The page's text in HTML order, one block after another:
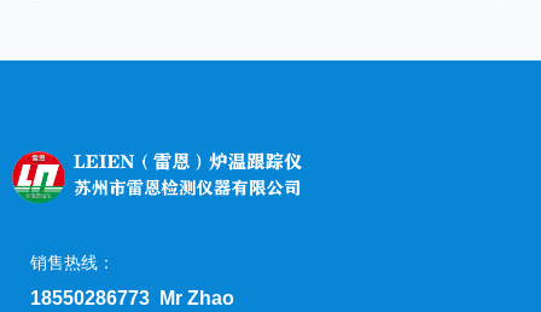
销售热线：
18550286773 Mr Zhao